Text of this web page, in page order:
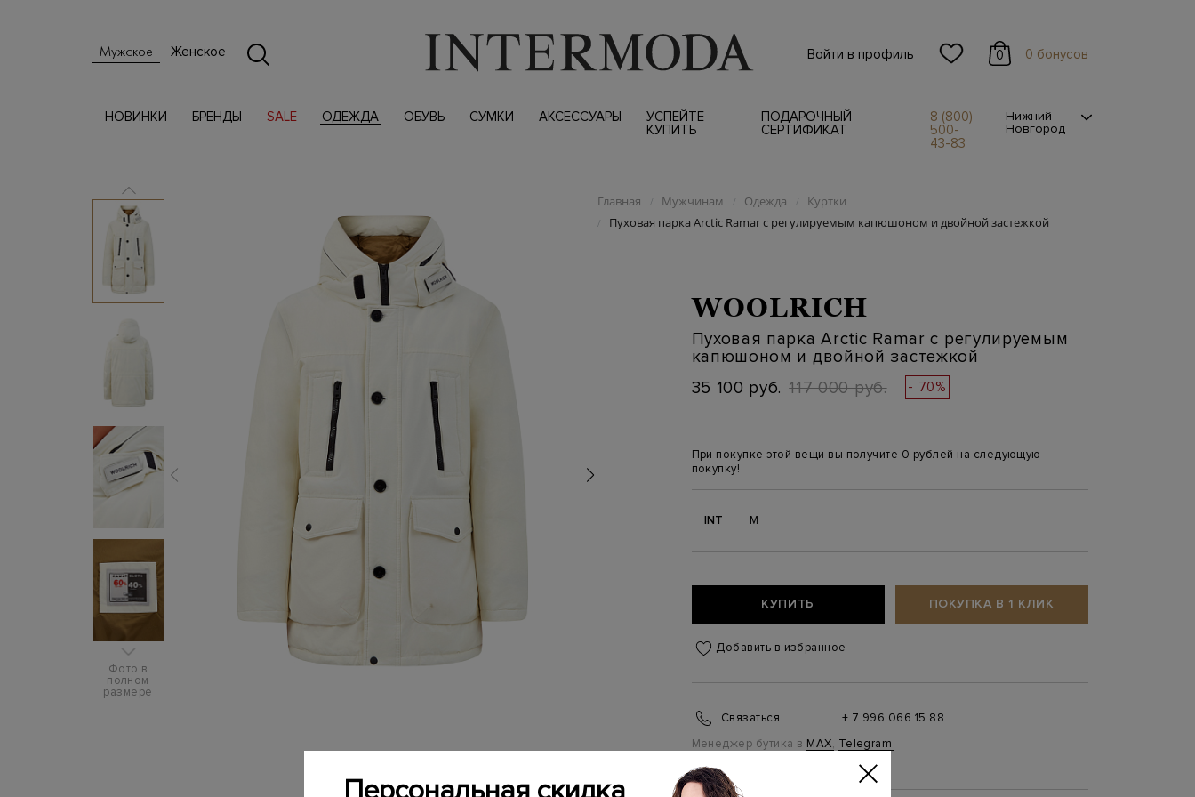
Мужское Женское Войти в профиль 0 0 бонусов
НОВИНКИ БРЕНДЫ SALE ОДЕЖДА ОБУВЬ СУМКИ АКСЕССУАРЫ
УСПЕЙТЕ
КУПИТЬ
ПОДАРОЧНЫЙ
СЕРТИФИКАТ
8 (800)
500-
43-83
Нижний
Новгород
Фото в
полном
размере
Главная / Мужчинам / Одежда / Куртки
/ Пуховая парка Arctic Ramar с регулируемым капюшоном и двойной застежкой
WOOLRICH
Пуховая парка Arctic Ramar с регулируемым
капюшоном и двойной застежкой
35 100 руб. 117 000 руб. - 70%
При покупке этой вещи вы получите 0 рублей на следующую
покупку!
INT M
КУПИТЬ ПОКУПКА В 1 КЛИК
Добавить в избранное
Связаться
+ 7 996 066 15 88
Менеджер бутика в MAX, Telegram